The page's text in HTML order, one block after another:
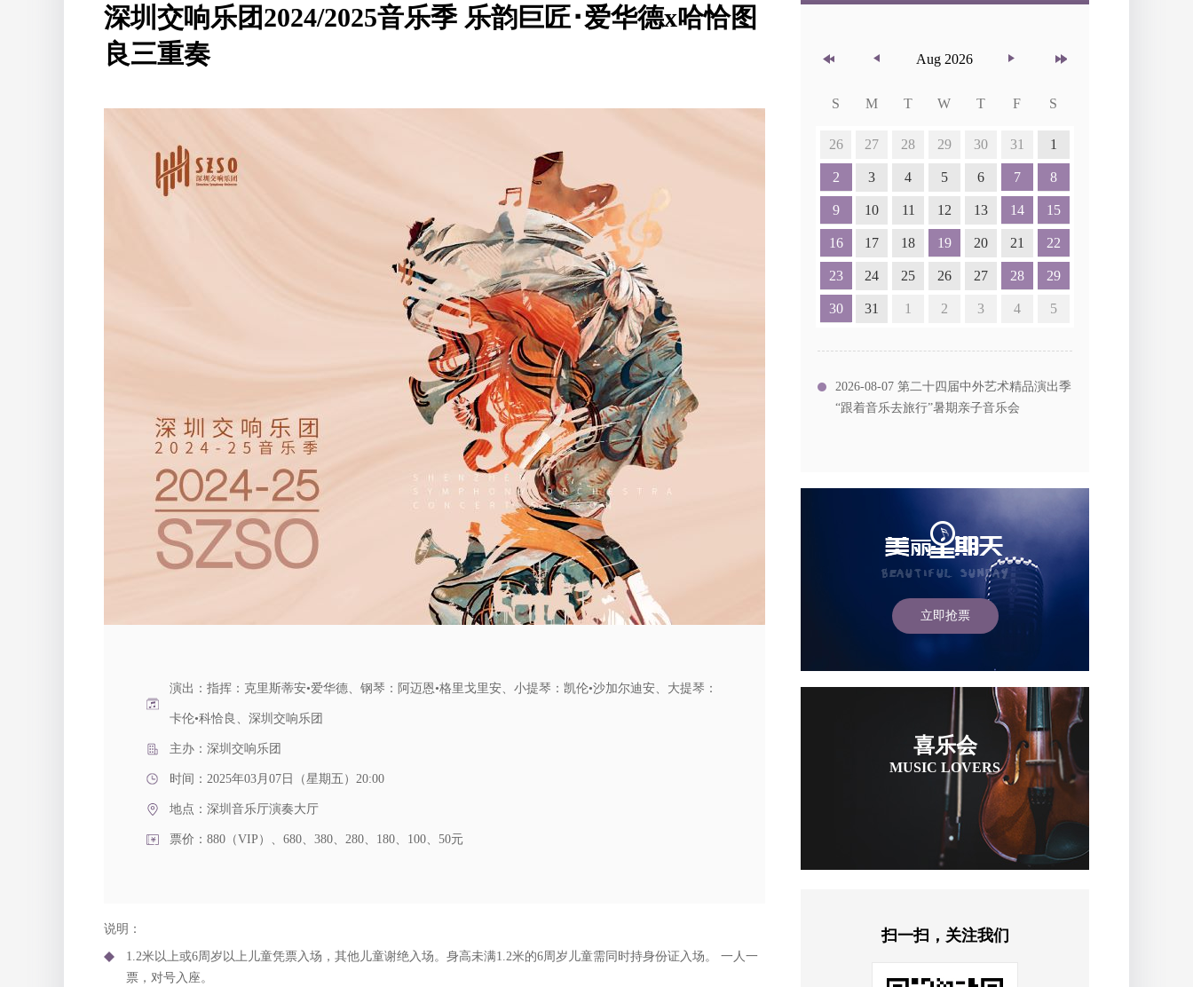
深圳交响乐团2024/2025音乐季 乐韵巨匠･爱华德x哈恰图
良三重奏
演出：指挥：克里斯蒂安•爱华德、钢琴：阿迈恩•格里戈里安、小提琴：凯伦•沙加尔迪安、大提琴：
卡伦•科恰良、深圳交响乐团
主办：深圳交响乐团
时间：2025年03月07日（星期五）20:00
地点： 深圳音乐厅演奏大厅
票价：880（VIP）、680、380、280、180、100、50元
说明：
1.2米以上或6周岁以上儿童凭票入场，其他儿童谢绝入场。身高未满1.2米的6周岁儿童需同时持身份证入场。 一人一
票，对号入座。
Aug 2026
S M T W T F S
26 27 28 29 30 31 1
2 3 4 5 6 7 8
9 10 11 12 13 14 15
16 17 18 19 20 21 22
23 24 25 26 27 28 29
30 31 1 2 3 4 5
2026-08-07 第二十四届中外艺术精品演出季
“跟着音乐去旅行”暑期亲子音乐会
立即抢票
喜乐会
MUSIC LOVERS
扫一扫，关注我们